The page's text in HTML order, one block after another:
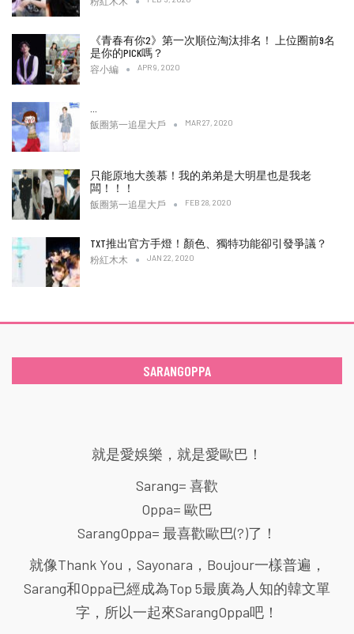
《青春有你2》第一次順位淘汰排名！ 上位圈前9名
是你的PICK嗎？
容小編 APR 9, 2020
飯圈第一追星大戶 MAR 27, 2020
只能原地大羨慕！我的弟弟是大明星也是我老
闆！！！
飯圈第一追星大戶 FEB 28, 2020
TXT推出官方手燈！顏色、獨特功能卻引發爭議？
粉紅木木 JAN 22, 2020
SARANGOPPA
就是愛娛樂，就是愛歐巴！
Sarang= 喜歡
Oppa= 歐巴
SarangOppa= 最喜歡歐巴(?)了！
就像Thank You，Sayonara，Boujour一樣普遍，
Sarang和Oppa已經成為Top 5最廣為人知的韓文單
字，所以一起來SarangOppa吧！